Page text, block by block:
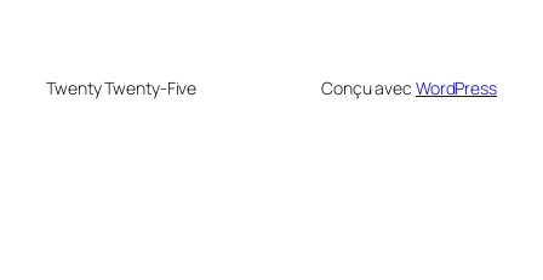
Twenty Twenty-Five Conçu avec WordPress